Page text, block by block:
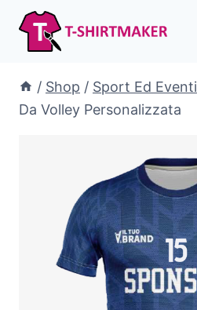
Salta
contenuto
/ Shop / Sport Ed Eventi
Da Volley Personalizzata